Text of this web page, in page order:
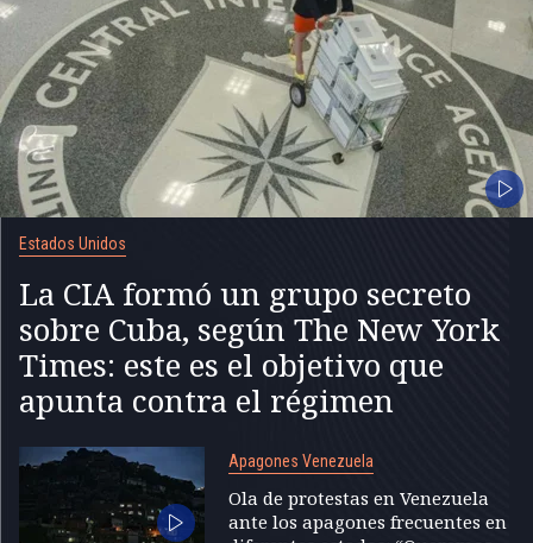
Estados Unidos
La CIA formó un grupo secreto
sobre Cuba, según The New York
Times: este es el objetivo que
apunta contra el régimen
Apagones Venezuela
Ola de protestas en Venezuela
ante los apagones frecuentes en